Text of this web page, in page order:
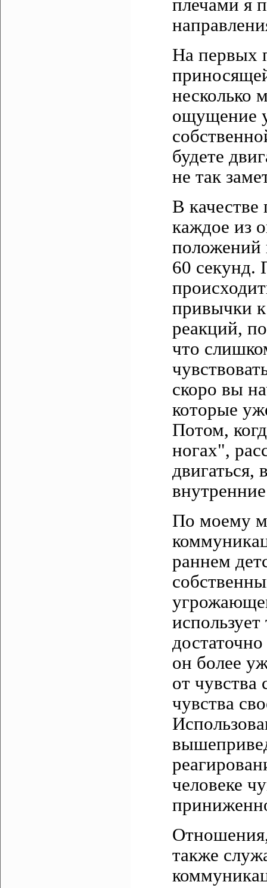
плечами я
На первых
несколько
ощущение
будете
не так
В качестве
каждое из
положений
60 секунд.
привычки
реакций,
что
скоро вы
которые
Потом,
ногах",
По моему
раннем
он более
от чувства
чувства
человеке
также